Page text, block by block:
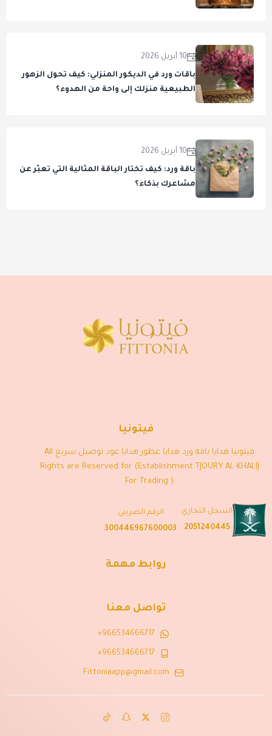
10 أبريل 2026
باقات ورد في الديكور المنزلي: كيف تحول الزهور
الطبيعية منزلك إلى واحة من الهدوء؟
10 أبريل 2026
باقة ورد: كيف تختار الباقة المثالية التي تعبّر عن
مشاعرك بذكاء؟
فيتونيا
فيتونيا هدايا باقة ورد هدايا عطور هدايا عود توصيل سريع All
Rights are Reserved for (Establishment TJOURY AL-KHALIJ
For Trading )
السجل التجاري
2051240445
الرقم الضريبي
300446967600003
روابط مهمة
تواصل معنا
+966534666717
+966534666717
Fittoniaapp@gmail.com